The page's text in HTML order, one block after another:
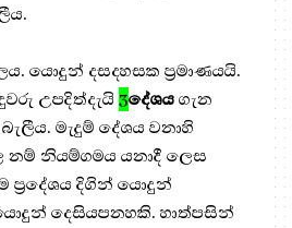
යොදුන් දසදහසක ප්‍රමාණයයි.
උපදිත්දැයි3දේශයගැන
මැදුම් දේශය වනාහි
නම් නියම්ගමය යනාදී ලෙස
ප්‍රදේශය දිගින් යොදුන්
දෙසියපනහකි. හාත්පසින්